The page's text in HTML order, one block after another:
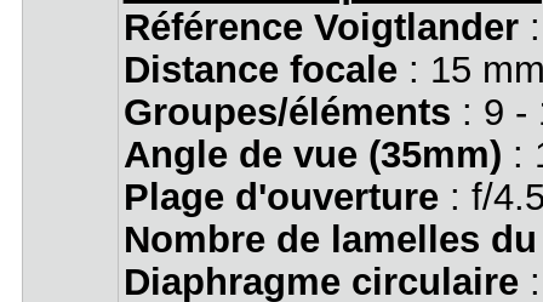
Référence Voigtlander:
Distance focale: 15
Groupes/éléments : 9 -
Angle de vue (35mm) :
Plage d'ouverture: f/
Nombre de lamelles
Diaphragme circulaire: